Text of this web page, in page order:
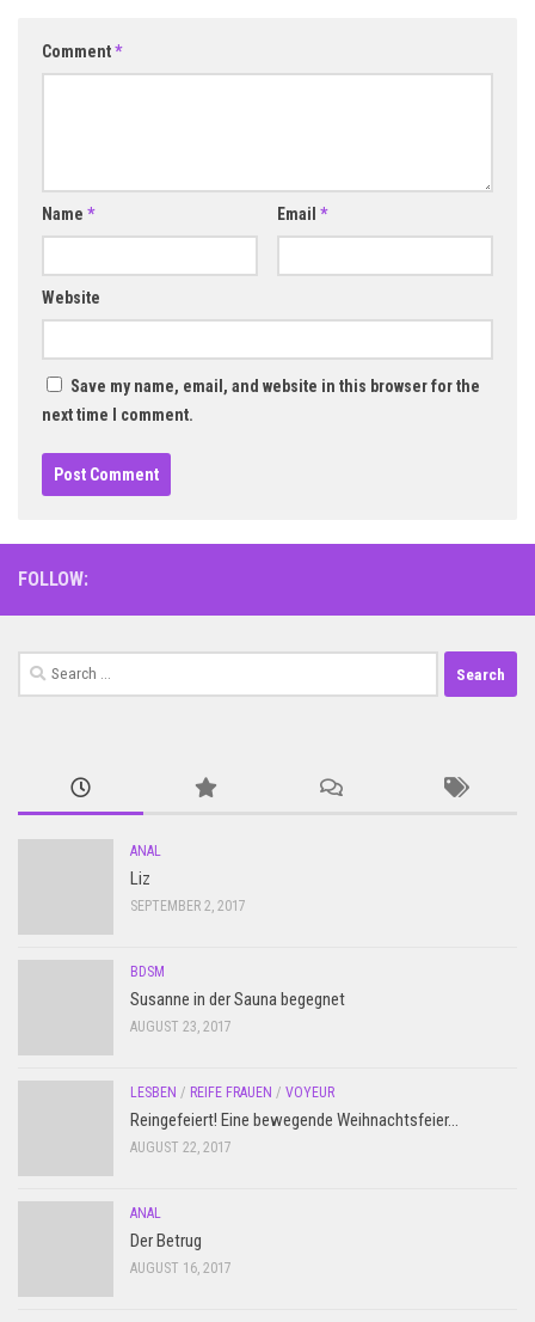
Comment*
Name * Email *
Website
Save my name, email, and website in this browser for the
next time I comment.
FOLLOW:
Search
for:
ANAL
Liz
SEPTEMBER 2, 2017
BDSM
Susanne in der Sauna begegnet
AUGUST 23, 2017
LESBEN / REIFE FRAUEN / VOYEUR
Reingefeiert! Eine bewegende Weihnachtsfeier…
AUGUST 22, 2017
ANAL
Der Betrug
AUGUST 16, 2017